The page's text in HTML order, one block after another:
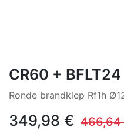
CR60 + BFLT24
Ronde brandklep Rf1h
349,98 € 466,64